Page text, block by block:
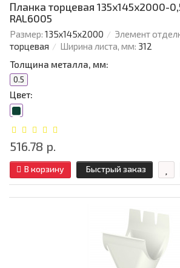
Планка торцевая 135х145х2000-
RAL6005
Размер: 135х145х2000 Элемент
торцевая
Ширина листа, мм: 312
Толщина металла, мм:
0.5
Цвет:
516.78 р.
В корзину Быстрый заказ